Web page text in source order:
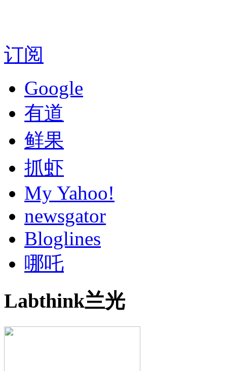
订阅
Google
有道
鲜果
抓虾
My Yahoo!
newsgator
Bloglines
哪吒
Labthink兰光